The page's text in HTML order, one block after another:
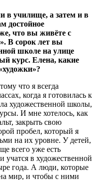
в училище, а затем и в
достойное
что вы живёте с
В сорок лет вы
школе на улице
курс. Елена, какие
что я всегда
когда я готовилась к
художественной школы,
И мне хотелось, как
закрыть свою
пробел, который я
на их уровне. У детей,
всего уже есть
учатся в художественной
года. А люди, которые
мир, и чтобы с ними